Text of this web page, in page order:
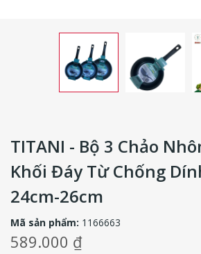
TITANI - Bộ 3 Chảo
Khối Đáy Từ Chống
24cm-26cm
Mã sản phẩm: 1166663
589.000 ₫